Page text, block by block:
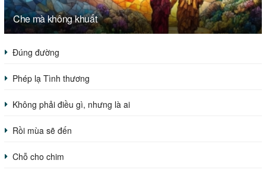
Che mà không khuất
Đúng đường
Phép lạ Tình thương
Không phải điều gì, nhưng là ai
Rồi mùa sẽ đến
Chỗ cho chim